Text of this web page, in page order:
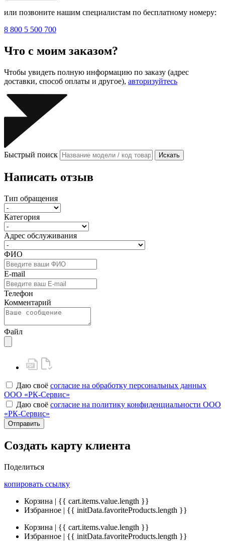
или позвоните нашим специалистам по бесплатному номеру:
8 800 5 500 700
Что с моим заказом?
Чтобы увидеть полную информацию по заказу (адрес
доставки, способ оплаты и другое), авторизуйтесь
Быстрый поиск Искать
Написать отзыв
Тип обращения
Категория
Адрес обслуживания
ФИО
E-mail
Телефон
Комментарий
Файл
Даю своё согласие на обработку персональных данных
ООО «РК-Сервис»
Даю своё согласие на политику конфиденциальности ООО
«РК-Сервис»
Отправить
Создать карту клиента
Поделиться
копировать ссылку
Корзина | {{ cart.items.value.length }}
Избранное | {{ initData.favoriteProducts.length }}
Корзина | {{ cart.items.value.length }}
Избранное | {{ initData.favoriteProducts.length }}